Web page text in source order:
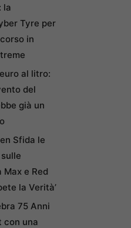
la
Tyre per
in
al litro:
del
già un
Sfida le
e Red
la Verità’
75 Anni
con una